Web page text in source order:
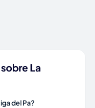
La
del Pa?